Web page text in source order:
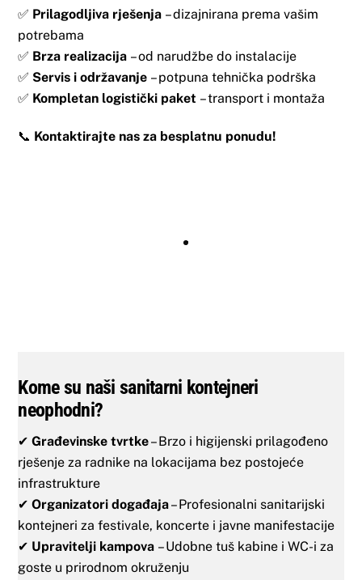
✅ Prilagodljiva rješenja – dizajnirana prema vašim
potrebama
✅ Brza realizacija – od narudžbe do instalacije
✅ Servis i održavanje – potpuna tehnička podrška
✅ Kompletan logistički paket – transport i montaža
📞 Kontaktirajte nas za besplatnu ponudu!
Kome su naši sanitarni kontejneri
neophodni?
✔Građevinske tvrtke– Brzo i higijenski prilagođeno
rješenje za radnike na lokacijama bez postojeće
infrastrukture
✔Organizatori događaja– Profesionalni sanitarijski
kontejneri za festivale, koncerte i javne manifestacije
✔ Upravitelji kampova – Udobne tuš kabine i WC-i za
goste u prirodnom okruženju